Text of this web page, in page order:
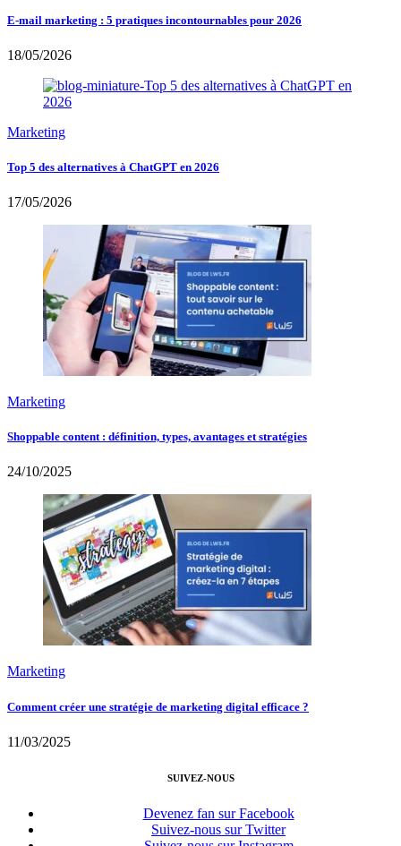
E-mail marketing : 5 pratiques incontournables pour 2026
18/05/2026
Marketing
Top 5 des alternatives à ChatGPT en 2026
17/05/2026
Marketing
Shoppable content : définition, types, avantages et stratégies
24/10/2025
Marketing
Comment créer une stratégie de marketing digital efficace ?
11/03/2025
SUIVEZ-NOUS
Devenez fan sur Facebook
Suivez-nous sur Twitter